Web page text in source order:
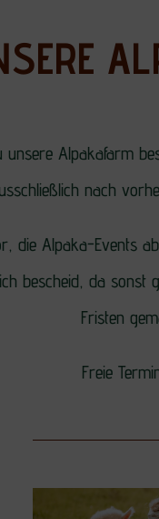
Alpakafarm
nach
die Alpaka-Events
bescheid, da sonst
Fristen
Freie